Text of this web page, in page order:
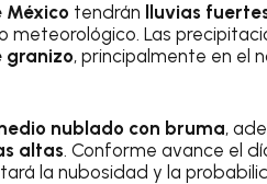
México tendrán lluvias
meteorológico. Las
granizo, principalmente en el
nublado con bruma,
altas. Conforme avance el
la nubosidad y la